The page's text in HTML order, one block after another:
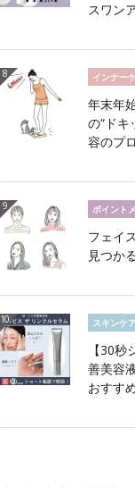
スワン
インナー
年末年
の“ドキ
容のプ
ポイント
フェイ
見つか
スキンケ
【30
善美容
おすす